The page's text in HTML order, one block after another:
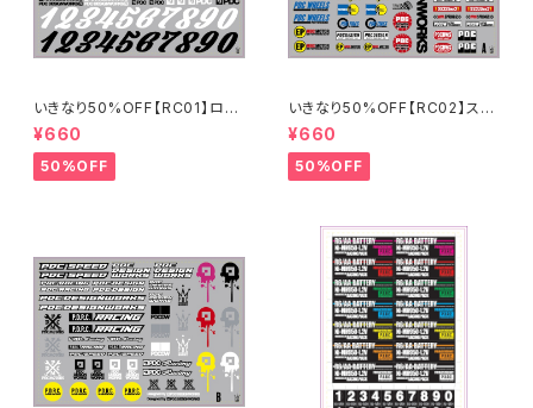
いきなり50%OFF【RC01】ロゴ
ステッカー2024
¥660
50%OFF
いきなり50%OFF【RC02】スポ
ンサーステッカーA 2024
¥660
50%OFF